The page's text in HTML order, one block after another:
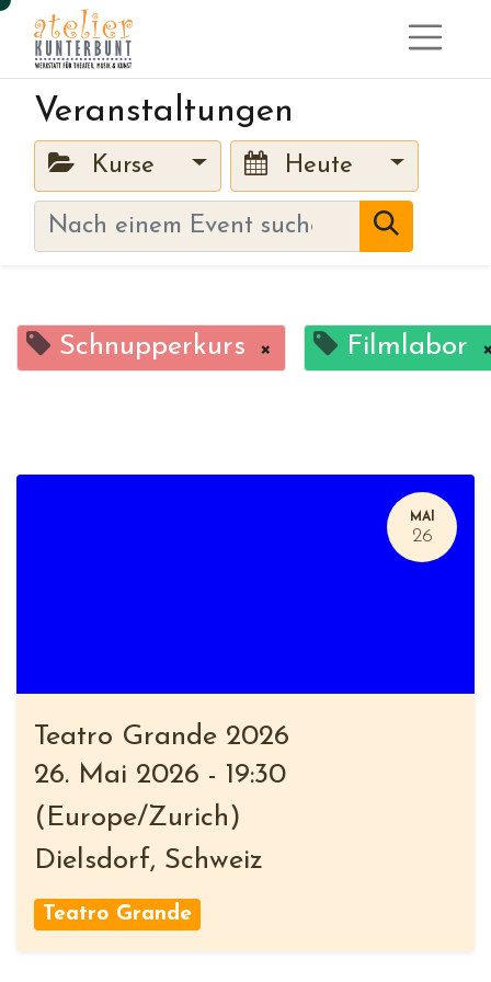
Veranstaltungen
Kurse Heute
Schnupperkurs × Filmlabor
MAI
26
Teatro Grande 2026
26. Mai 2026 - 19:30
( Europe/Zurich )
Dielsdorf, Schweiz
Teatro Grande